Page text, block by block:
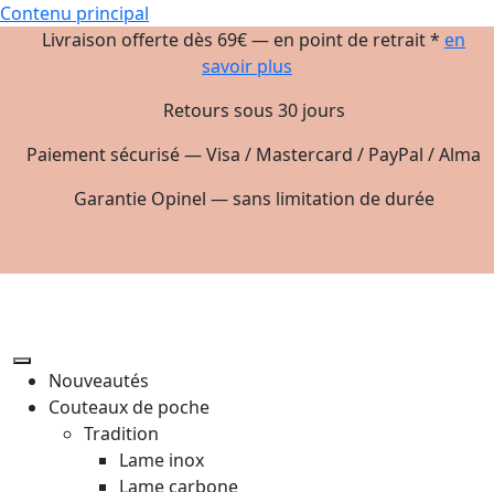
Contenu principal
Livraison offerte dès 69€ — en point de retrait * en
savoir plus
Retours sous 30 jours
Paiement sécurisé — Visa / Mastercard / PayPal / Alma
Garantie Opinel — sans limitation de durée
Nouveautés
Couteaux de poche
Tradition
Lame inox
Lame carbone